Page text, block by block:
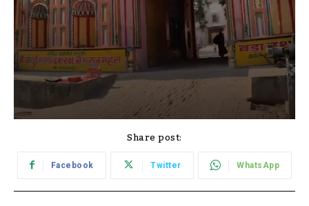
Share post:
Facebook Twitter WhatsApp